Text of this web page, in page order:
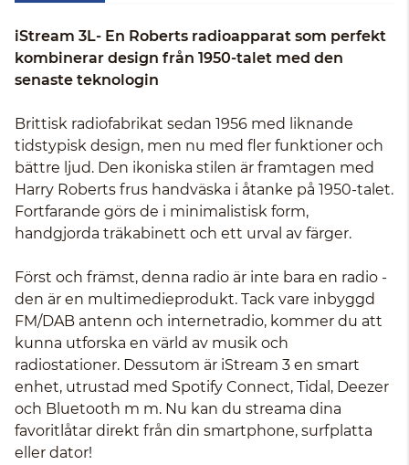
iStream 3L- En Roberts radioapparat som perfekt
kombinerar design från 1950-talet med den
senaste teknologin
Brittisk radiofabrikat sedan 1956 med liknande
tidstypisk design, men nu med fler funktioner och
bättre ljud. Den ikoniska stilen är framtagen med
Harry Roberts frus handväska i åtanke på 1950-talet.
Fortfarande görs de i minimalistisk form,
handgjorda träkabinett och ett urval av färger.
Först och främst, denna radio är inte bara en radio -
den är en multimedieprodukt. Tack vare inbyggd
FM/DAB antenn och internetradio, kommer du att
kunna utforska en värld av musik och
radiostationer. Dessutom är iStream 3 en smart
enhet, utrustad med Spotify Connect, Tidal, Deezer
och Bluetooth m m. Nu kan du streama dina
favoritlåtar direkt från din smartphone, surfplatta
eller dator!